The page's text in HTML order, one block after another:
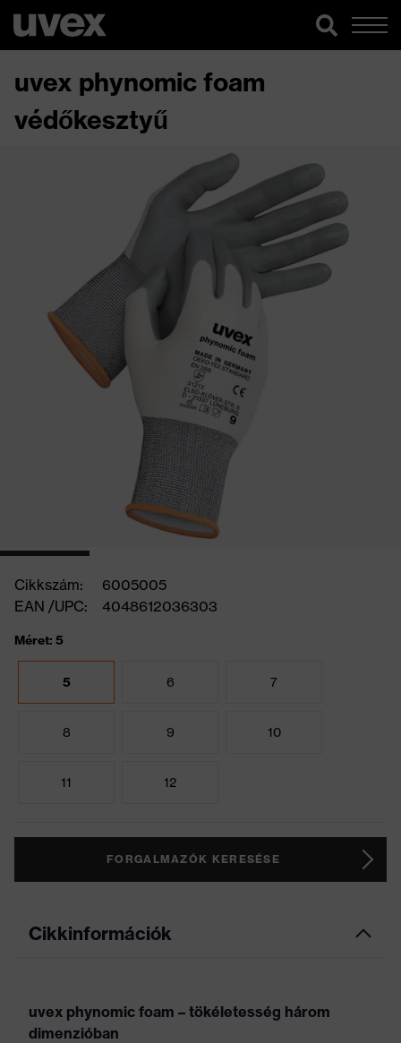
uvex phynomic foam
védőkesztyű
Cikkszám:
6005005
EAN /UPC:
4048612036303
Méret: 5
5 6 7
8 9 10
11 12
FORGALMAZÓK KERESÉSE
Cikkinformációk
uvex phynomic foam – tökéletesség három
dimenzióban